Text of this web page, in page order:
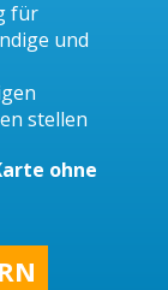
für
und
stellen
ohne